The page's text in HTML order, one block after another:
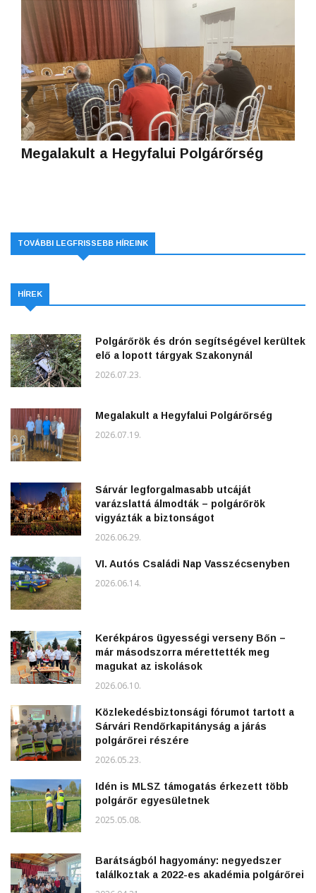
Megalakult a Hegyfalui Polgárőrség
TOVÁBBI LEGFRISSEBB HÍREINK
HÍREK
Polgárőrök és drón segítségével kerültek
elő a lopott tárgyak Szakonynál
2026.07.23.
Megalakult a Hegyfalui Polgárőrség
2026.07.19.
Sárvár legforgalmasabb utcáját
varázslattá álmodták – polgárőrök
vigyázták a biztonságot
2026.06.29.
VI. Autós Családi Nap Vasszécsenyben
2026.06.14.
Kerékpáros ügyességi verseny Bőn –
már másodszorra mérettették meg
magukat az iskolások
2026.06.10.
Közlekedésbiztonsági fórumot tartott a
Sárvári Rendőrkapitányság a járás
polgárőrei részére
2026.05.23.
Idén is MLSZ támogatás érkezett több
polgárőr egyesületnek
2025.05.08.
Barátságból hagyomány: negyedszer
találkoztak a 2022-es akadémia polgárőrei